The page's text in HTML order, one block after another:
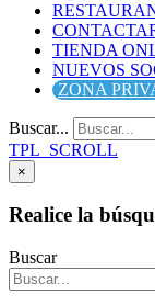
TIENDA
NUEVOS
ZONA
Buscar...
TPL_SCROLL
×
Realice la
Buscar